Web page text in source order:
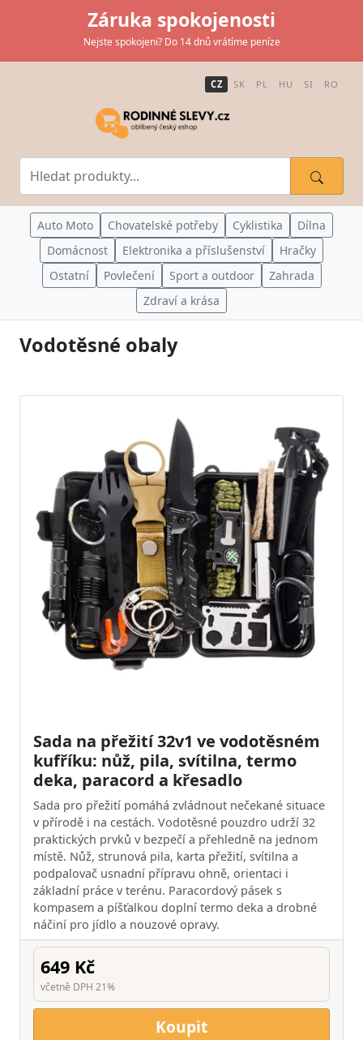
Záruka spokojenosti
Nejste spokojeni? Do 14 dnů vrátíme peníze
CZ SK PL HU SI RO
Auto Moto Chovatelské potřeby Cyklistika
Dílna
Domácnost
Elektronika a příslušenství
Hračky
Ostatní
Povlečení Sport a outdoor
Zahrada
Zdraví a krása
Vodotěsné obaly
Sada na přežití 32v1 ve vodotěsném
kufříku: nůž, pila, svítilna, termo
deka, paracord a křesadlo
Sada pro přežití pomáhá zvládnout nečekané situace
v přírodě i na cestách. Vodotěsné pouzdro udrží 32
praktických prvků v bezpečí a přehledně na jednom
místě. Nůž, strunová pila, karta přežití, svítilna a
podpalovač usnadní přípravu ohně, orientaci i
základní práce v terénu. Paracordový pásek s
kompasem a píšťalkou doplní termo deka a drobné
náčiní pro jídlo a nouzové opravy.
649 Kč
včetně DPH 21%
Koupit